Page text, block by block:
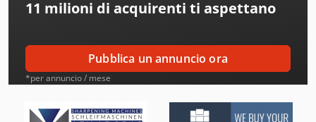
Amt
Aro
Atb
11 milioni di acquirenti ti aspettano
Pubblica un annuncio ora
*per annuncio / mese